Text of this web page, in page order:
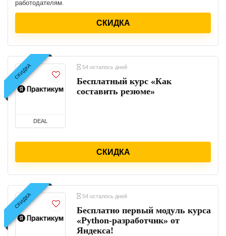
работодателям.
СКИДКА
СКИДКА
DEAL
54 осталось дней
Бесплатный курс «Как
составить резюме»
СКИДКА
СКИДКА 54 осталось дней
Бесплатно первый модуль курса
«Python-разработчик» от
Яндекса!